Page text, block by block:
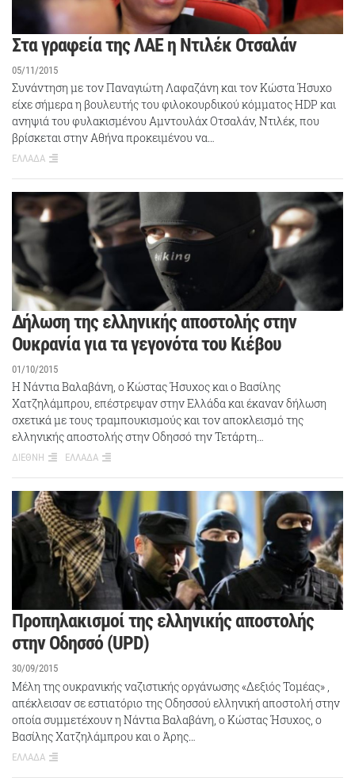
Στα γραφεία της ΛΑΕ η Ντιλέκ Οτσαλάν
05/11/2015
Συνάντηση με τον Παναγιώτη Λαφαζάνη και τον Κώστα Ήσυχο
είχε σήμερα η βουλευτής του φιλοκουρδικού κόμματος HDP και
ανηψιά του φυλακισμένου Αμντουλάχ Οτσαλάν, Ντιλέκ, που
βρίσκεται στην Αθήνα προκειμένου να…
ΕΛΛΑΔΑ
Δήλωση της ελληνικής αποστολής στην
Ουκρανία για τα γεγονότα του Κιέβου
01/10/2015
Η Νάντια Βαλαβάνη, ο Κώστας Ήσυχος και ο Βασίλης
Χατζηλάμπρου, επέστρεψαν στην Ελλάδα και έκαναν δήλωση
σχετικά με τους τραμπουκισμούς και τον αποκλεισμό της
ελληνικής αποστολής στην Οδησσό την Τετάρτη…
ΔΙΕΘΝΗ ΕΛΛΑΔΑ
Προπηλακισμοί της ελληνικής αποστολής
στην Οδησσό (UPD)
30/09/2015
Μέλη της ουκρανικής ναζιστικής οργάνωσης «Δεξιός Τομέας» ,
απέκλεισαν σε εστιατόριο της Οδησσού ελληνική αποστολή στην
οποία συμμετέχουν η Νάντια Βαλαβάνη, ο Κώστας Ήσυχος, o
Βασίλης Χατζηλάμπρου και ο Άρης…
ΕΛΛΑΔΑ